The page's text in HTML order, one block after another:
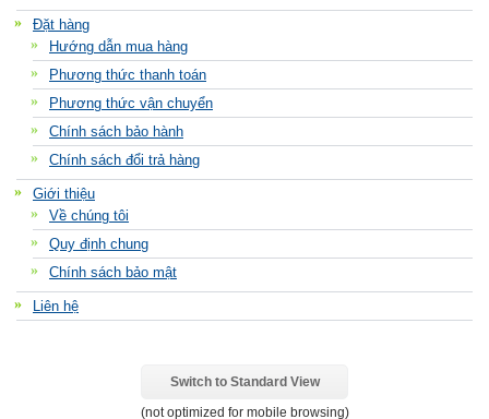
Đặt hàng
Hướng dẫn mua hàng
Phương thức thanh toán
Phương thức vận chuyển
Chính sách bảo hành
Chính sách đổi trả hàng
Giới thiệu
Về chúng tôi
Quy định chung
Chính sách bảo mật
Liên hệ
Switch to Standard View
(not optimized for mobile browsing)